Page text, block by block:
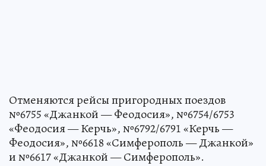
Отменяются рейсы пригородных поездов
№6755 «Джанкой — Феодосия», №6754/6753
«Феодосия — Керчь», №6792/6791 «Керчь —
Феодосия», №6618 «Симферополь — Джанкой»
и №6617 «Джанкой — Симферополь».